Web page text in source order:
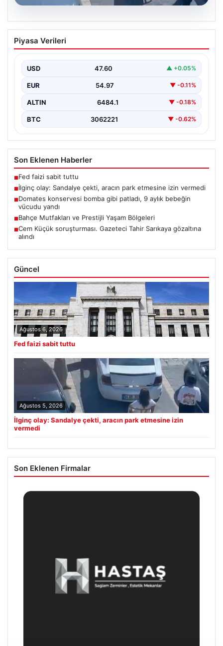
İlginç olay: Sandalye çekti, aracın park
etmesine izin vermedi
Otomobilin Park Etmesine Tepkili Çalışan Arasında
Gerginlik Yaşandı”,…
Piyasa Verileri
USD 47.60 ▲ +0.05%
EUR 54.97 ▼ -0.11%
ALTIN 6484.1 ▼ -0.18%
BTC 3062221 ▼ -0.62%
Son Eklenen Haberler
■Fed faizi sabit tuttu
■İlginç olay: Sandalye çekti, aracın park etmesine izin vermedi
■Domates konservesi bomba gibi patladı, 9 aylık bebeğin
vücudu yandı
■Bahçe Mutfakları ve Prestijli Yaşam Bölgeleri
■Cem Küçük soruşturması. Gazeteci Tahir Sarıkaya gözaltına
alındı
Güncel
Ağustos 6, 2026
Fed faizi sabit tuttu
Ağustos 5, 2026
İlginç olay: Sandalye çekti, aracın park etmesine izin
vermedi
Son Eklenen Firmalar